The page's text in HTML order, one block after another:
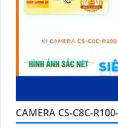
CAMERA CS-C8C-